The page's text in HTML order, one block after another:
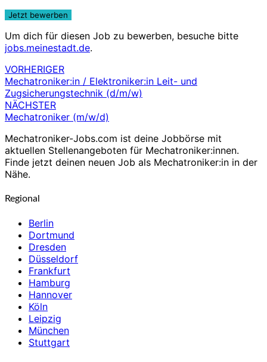
Um dich für diesen Job zu bewerben, besuche bitte
jobs.meinestadt.de.
Beitragsnavigation
VORHERIGER
Mechatroniker:in / Elektroniker:in Leit- und
Zugsicherungstechnik (d/m/w)
NÄCHSTER
Mechatroniker (m/w/d)
Mechatroniker-Jobs.com ist deine Jobbörse mit
aktuellen Stellenangeboten für Mechatroniker:innen.
Finde jetzt deinen neuen Job als Mechatroniker:in in der
Nähe.
Regional
Berlin
Dortmund
Dresden
Düsseldorf
Frankfurt
Hamburg
Hannover
Köln
Leipzig
München
Stuttgart